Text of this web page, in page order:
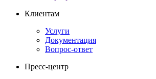
Клиентам
Услуги
Документация
Вопрос-ответ
Пресс-центр